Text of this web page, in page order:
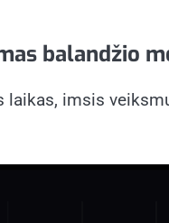
balandžio
imsis